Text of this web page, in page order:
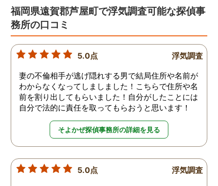
福岡県遠賀郡芦屋町で浮気調査可能な探偵事
務所の口コミ
5.0点 浮気調査
妻の不倫相手が逃げ隠れする男で結局住所や名前が
わからなくなってしましました！こちらで住所や名
前を割り出してもらいました！自分がしたことには
自分で法的に責任を取ってもらおうと思います！
そよかぜ探偵事務所の詳細を見る
5.0点 浮気調査